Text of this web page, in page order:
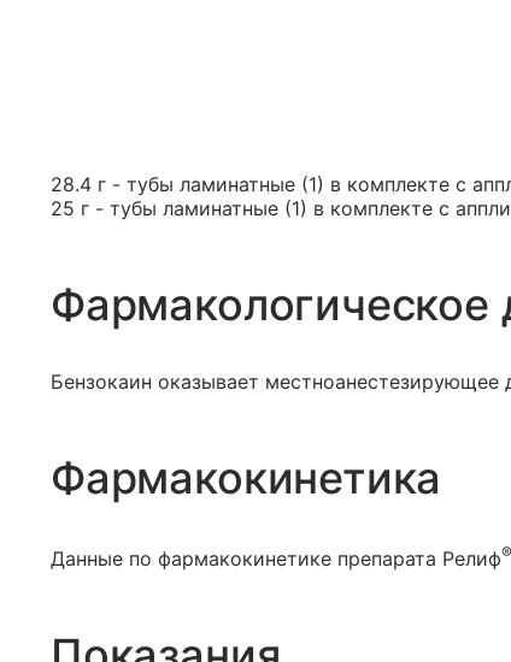
28.4 г - тубы ламинатные (1) в комплекте с
25 г - тубы ламинатные (1) в комплекте с
Фармакологическое
Бензокаин оказывает местноанестезирующее
Фармакокинетика
Данные по фармакокинетике препарата Релиф®